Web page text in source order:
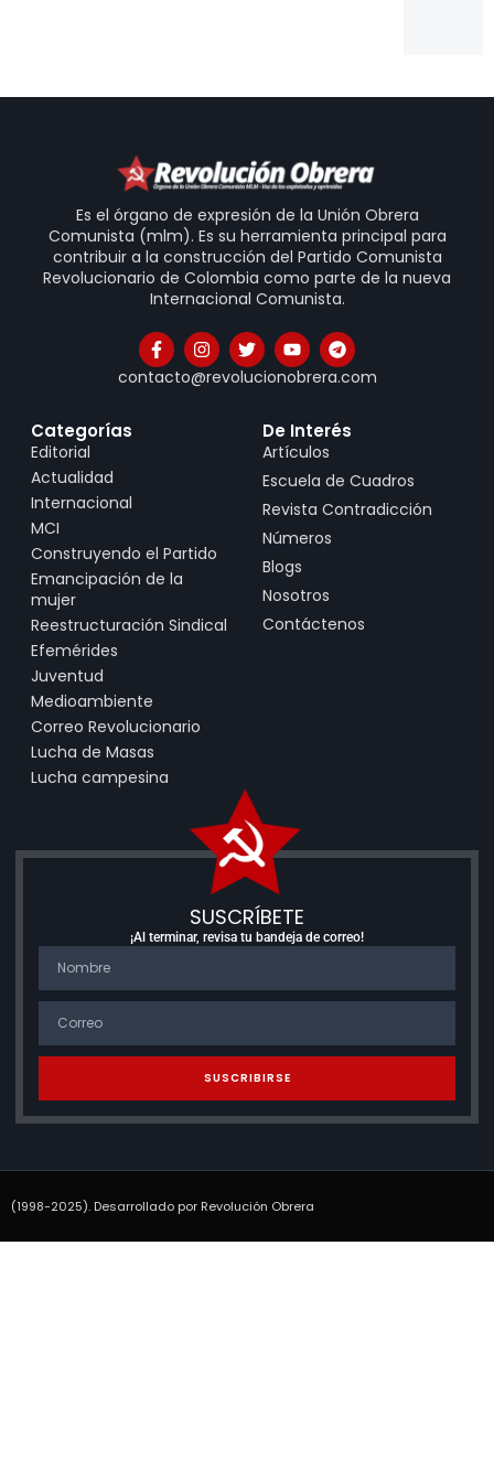
Es el órgano de expresión de la Unión Obrera
Comunista (mlm). Es su herramienta principal para
contribuir a la construcción del Partido Comunista
Revolucionario de Colombia como parte de la nueva
Internacional Comunista.
contacto@revolucionobrera.com
Categorías
Editorial
Actualidad
Internacional
MCI
Construyendo el Partido
Emancipación de la
mujer
Reestructuración Sindical
Efemérides
Juventud
Medioambiente
Correo Revolucionario
Lucha de Masas
Lucha campesina
De Interés
Artículos
Escuela de Cuadros
Revista Contradicción
Números
Blogs
Nosotros
Contáctenos
SUSCRÍBETE
¡Al terminar, revisa tu bandeja de correo!
SUSCRIBIRSE
(1998-2025). Desarrollado por Revolución Obrera